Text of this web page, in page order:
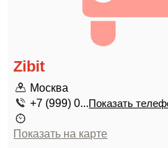
Zibit
Москва
+7 (999) 0...Показать
Показать на карте